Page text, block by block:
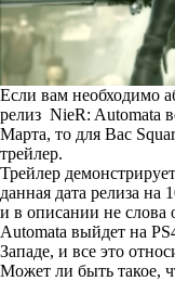
Если вам необходимо
релиз NieR: Automata
Марта, то для Вас
трейлер.
Трейлер
данная дата релиза на
и в описании не
Automata выйдет на
Западе, и все это
Может ли быть такое,